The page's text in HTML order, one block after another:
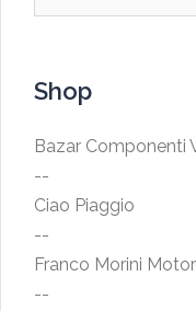
Shop
Bazar Componenti
--
Ciao Piaggio
--
Franco Morini
--